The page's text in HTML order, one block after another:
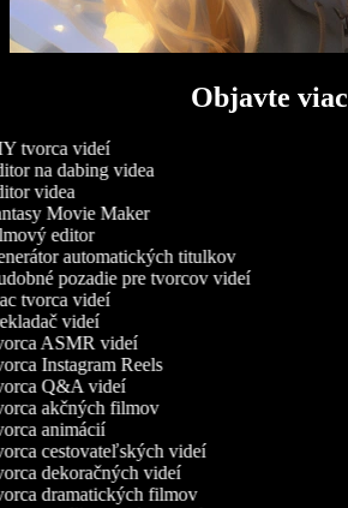
Objavte viac
tvorca videí
na dabing videa
videa
Movie Maker
editor
automatických titulkov
pozadie pre tvorcov videí
tvorca videí
videí
ASMR videí
Instagram Reels
Q&A videí
akčných filmov
animácií
cestovateľských videí
dekoračných videí
dramatických filmov